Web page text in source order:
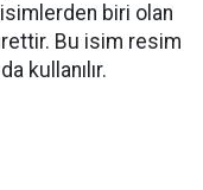
biri olan
Bu isim resim
kullanılır.